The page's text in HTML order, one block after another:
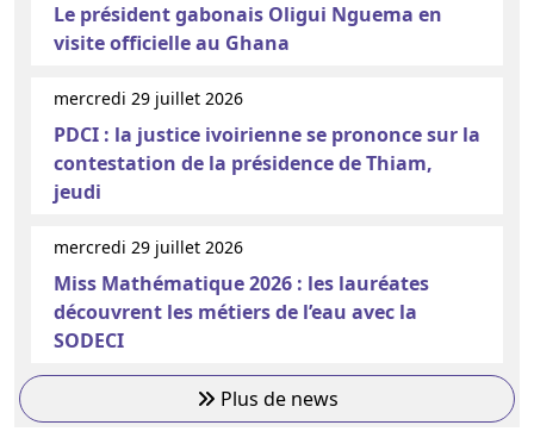
Le président gabonais Oligui Nguema en
visite officielle au Ghana
mercredi 29 juillet 2026
PDCI : la justice ivoirienne se prononce sur la
contestation de la présidence de Thiam,
jeudi
mercredi 29 juillet 2026
Miss Mathématique 2026 : les lauréates
découvrent les métiers de l’eau avec la
SODECI
Plus de news